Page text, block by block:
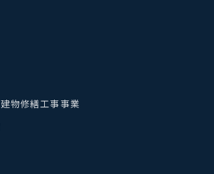
物修繕工事事業